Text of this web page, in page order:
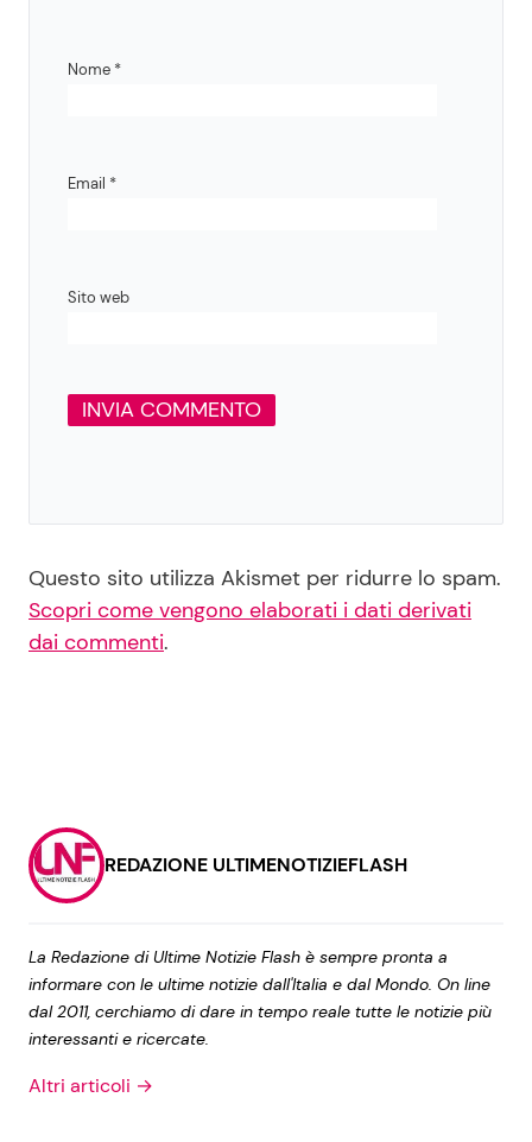
Nome *
Email *
Sito web
Questo sito utilizza Akismet per ridurre lo spam.
Scopri come vengono elaborati i dati derivati
dai commenti.
REDAZIONE ULTIMENOTIZIEFLASH
La Redazione di Ultime Notizie Flash è sempre pronta a
informare con le ultime notizie dall'Italia e dal Mondo. On line
dal 2011, cerchiamo di dare in tempo reale tutte le notizie più
interessanti e ricercate.
Altri articoli →